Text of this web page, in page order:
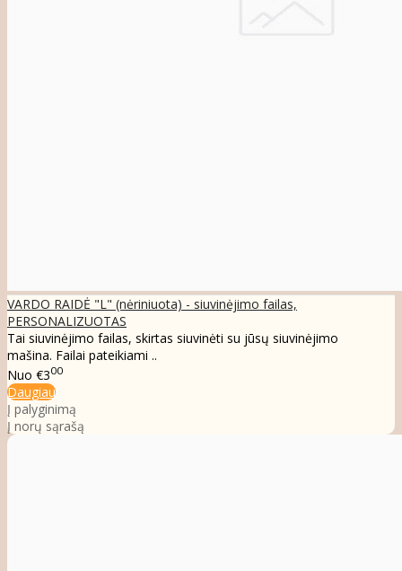
VARDO RAIDĖ "L" (nėriniuota) - siuvinėjimo failas,
PERSONALIZUOTAS
Tai siuvinėjimo failas, skirtas siuvinėti su jūsų siuvinėjimo
mašina. Failai pateikiami ..
Nuo €300
Daugiau
Į palyginimą
Į norų sąrašą